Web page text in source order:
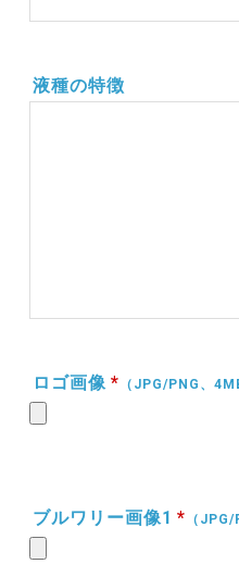
液種の特徴
ロゴ画像 * （JPG/PNG、
ブルワリー画像1 * （